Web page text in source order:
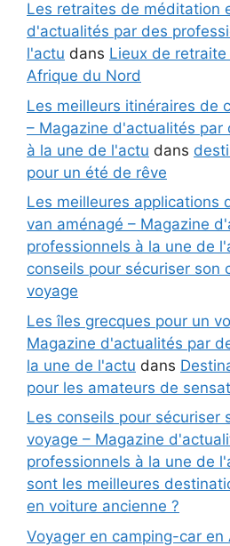
Les retraites de méditation
d'actualités par des
l'actu dans Lieux de
Afrique du Nord
Les meilleurs itinéraires de
– Magazine d'actualités par
à la une de l'actu dans
pour un été de rêve
Les meilleures applications
van aménagé – Magazine
professionnels à la une de
conseils pour sécuriser son
voyage
Les îles grecques pour un
Magazine d'actualités par
la une de l'actu dans
pour les amateurs de
Les conseils pour sécuriser
voyage – Magazine
professionnels à la une de
sont les meilleures
en voiture ancienne ?
Voyager en camping-car en